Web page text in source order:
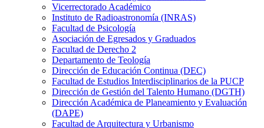
Vicerrectorado Académico
Instituto de Radioastronomía (INRAS)
Facultad de Psicología
Asociación de Egresados y Graduados
Facultad de Derecho 2
Departamento de Teología
Dirección de Educación Continua (DEC)
Facultad de Estudios Interdisciplinarios de la PUCP
Dirección de Gestión del Talento Humano (DGTH)
Dirección Académica de Planeamiento y Evaluación
(DAPE)
Facultad de Arquitectura y Urbanismo